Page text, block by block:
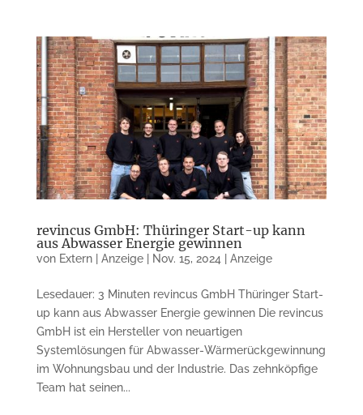
revincus GmbH: Thüringer Start-up kann
aus Abwasser Energie gewinnen
von Extern | Anzeige| Nov. 15, 2024 Anzeige
Lesedauer: 3 Minuten revincus GmbH Thüringer Start-
up kann aus Abwasser Energie gewinnen Die revincus
GmbH ist ein Hersteller von neuartigen
Systemlösungen für Abwasser-Wärmerückgewinnung
im Wohnungsbau und der Industrie. Das zehnköpfige
Team hat seinen...